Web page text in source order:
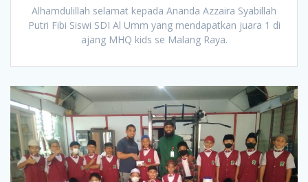
Alhamdulillah selamat kepada Ananda Azzaira Syabillah
Putri Fibi Siswi SDI Al Umm yang mendapatkan juara 1 di
ajang MHQ kids se Malang Raya.